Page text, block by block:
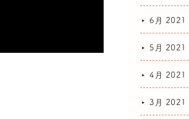
6月 2021
5月 2021
4月 2021
3月 2021